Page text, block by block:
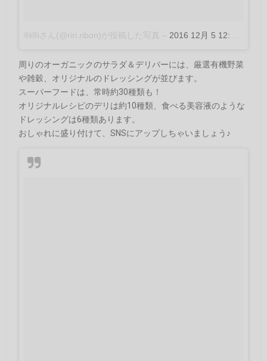
®️i®️iさん(@riri.ribon)が投稿した写真 –2016 12月 5 12:22午前 PST
周りのオーガニックのサラダ＆デリバーには、厳選有機野菜
や雑穀、オリジナルのドレッシングが並びます。
スーパーフードは、常時約30種類も！
オリジナルレシピのデリは約10種類、食べる美容液のような
ドレッシングは6種類あります。
おしゃれに盛り付けて、SNSにアップしちゃいましょう♪